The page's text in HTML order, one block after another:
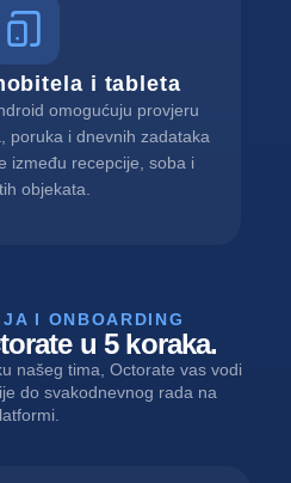
i tableta
omogućuju provjeru
poruka i dnevnih zadataka
između recepcije, soba i
objekata.
I ONBOARDING
u 5 koraka.
našeg tima, Octorate vas vodi
do svakodnevnog rada na